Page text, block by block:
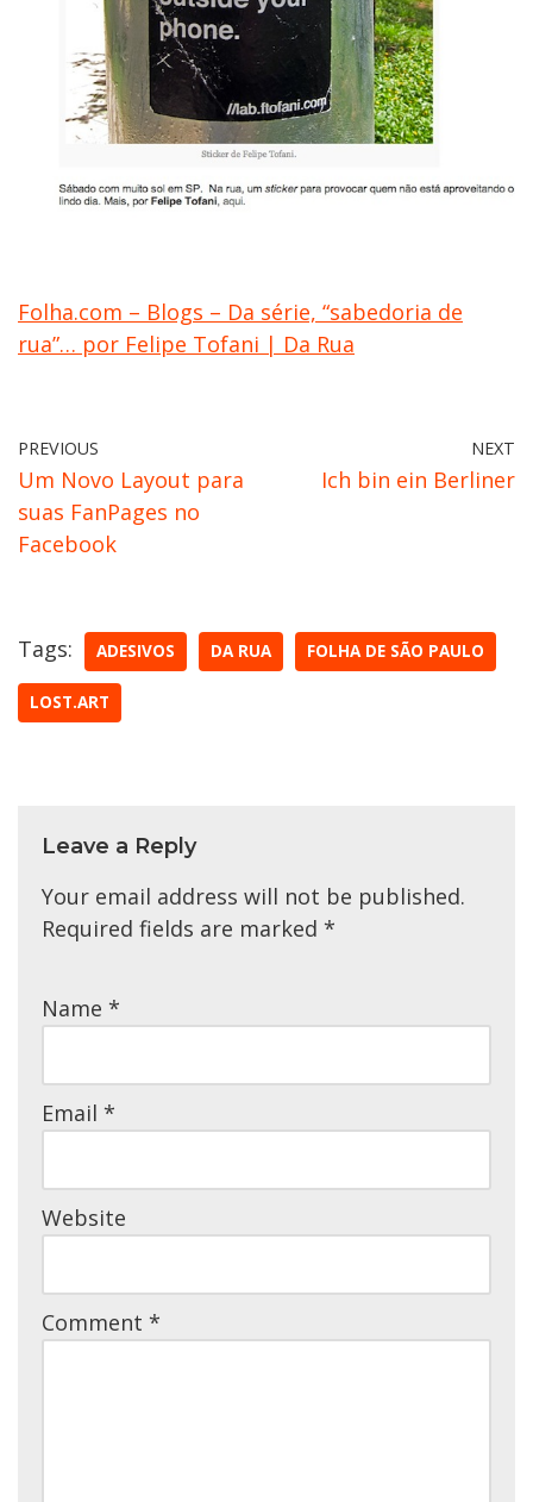
Folha.com – Blogs – Da série, “sabedoria de
rua”… por Felipe Tofani | Da Rua
PREVIOUS
Um Novo Layout para
suas FanPages no
Facebook
NEXT
Ich bin ein Berliner
Tags: ADESIVOS DA RUA FOLHA DE SÃO PAULO
LOST.ART
Leave a Reply
Your email address will not be published.
Required fields are marked *
Name *
Email *
Website
Comment *